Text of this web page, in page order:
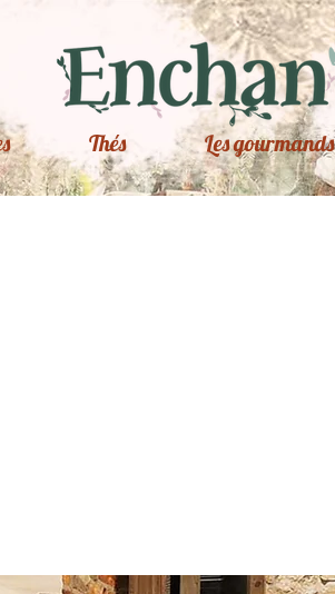
Thés Les gourmands